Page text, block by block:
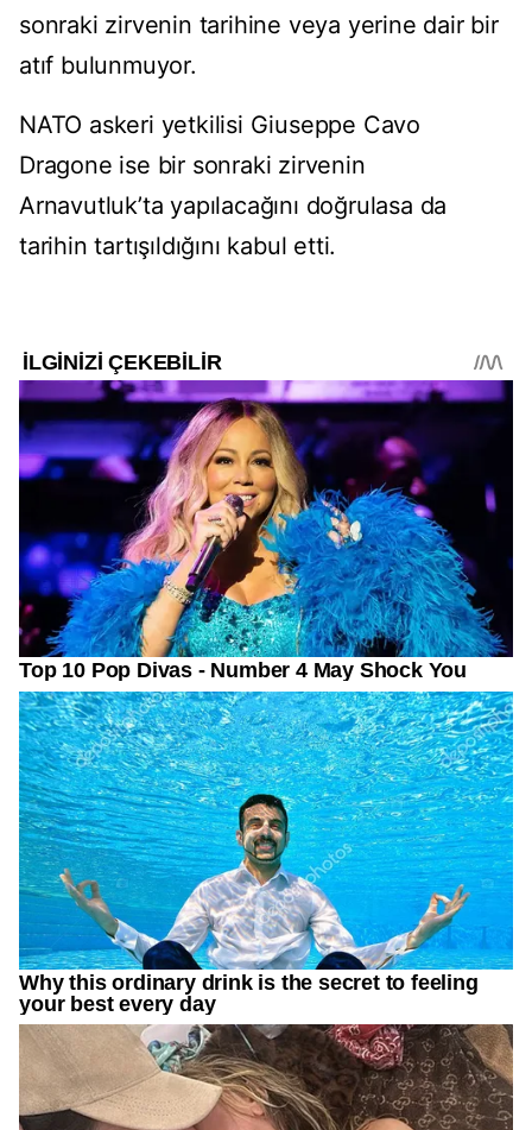
sonraki zirvenin tarihine veya yerine dair bir
atıf bulunmuyor.
NATO askeri yetkilisi Giuseppe Cavo
Dragone ise bir sonraki zirvenin
Arnavutluk’ta yapılacağını doğrulasa da
tarihin tartışıldığını kabul etti.